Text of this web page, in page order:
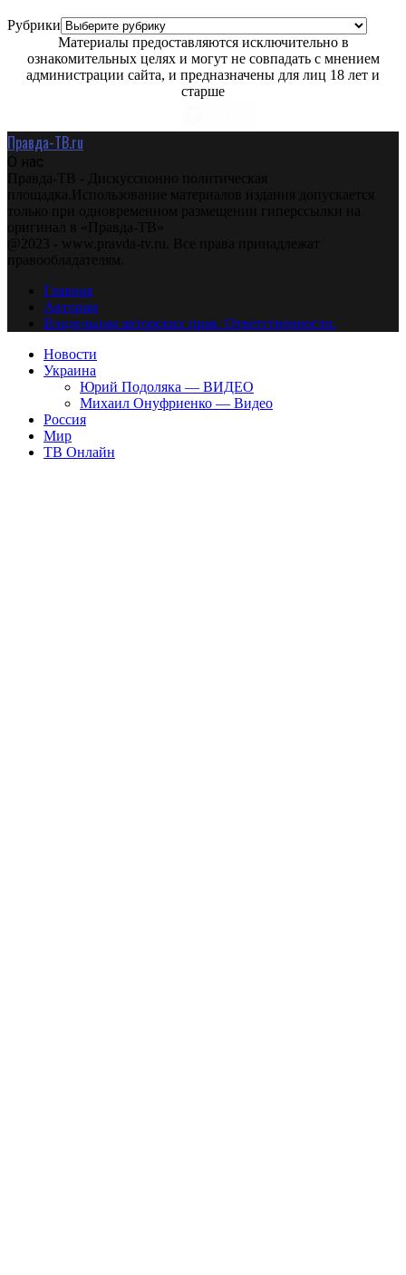
Рубрики
Материалы предоставляются исключительно в
ознакомительных целях и могут не совпадать с мнением
администрации сайта, и предназначены для лиц 18 лет и
старше
Правда-ТВ.ru
О нас
Правда-ТВ - Дискуссионно политическая
площадка.Использование материалов издания допускается
только при одновременном размещении гиперссылки на
оригинал в «Правда-ТВ»
@2023 - www.pravda-tv.ru. Все права принадлежат
правообладателям.
Главная
Авторам
Владельцам авторских прав. Ответственности.
Новости
Украина
Юрий Подоляка — ВИДЕО
Михаил Онуфриенко — Видео
Россия
Мир
ТВ Онлайн